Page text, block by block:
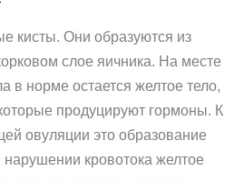
кисты. Они образуются из
слое яичника. На месте
в норме остается желтое тело,
продуцируют гормоны. К
овуляции это образование
кровотока желтое